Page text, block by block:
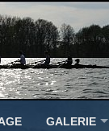
GALERIE